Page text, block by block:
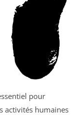
pour
activités humaines